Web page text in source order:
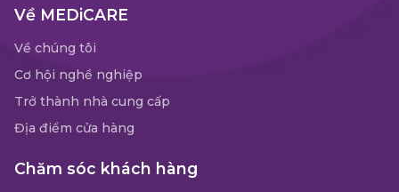
Về MEDiCARE
Về chúng tôi
Cơ hội nghề nghiệp
Trở thành nhà cung cấp
Địa điểm cửa hàng
Chăm sóc khách hàng